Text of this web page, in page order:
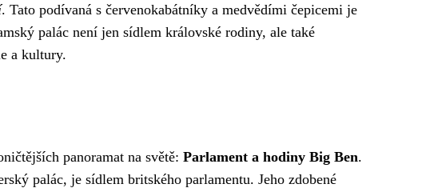
. Tato podívaná s červenokabátníky a medvědími čepicemi je
palác není jen sídlem královské rodiny, ale také
a kultury.
panoramat na světě: Parlament a hodiny Big Ben.
palác, je sídlem britského parlamentu. Jeho zdobené